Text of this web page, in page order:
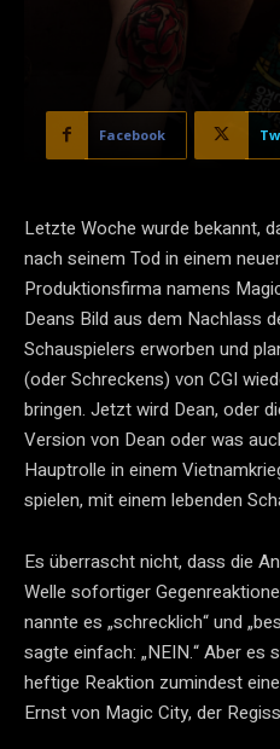
Facebook
Letzte Woche wurde bekannt,
nach seinem Tod in einem
Produktionsfirma namens
Deans Bild aus dem Nachlass
Schauspielers erworben und
(oder Schreckens) von CGI
bringen. Jetzt wird Dean, oder
Version von Dean oder was
Hauptrolle in einem
spielen, mit einem lebenden
Es überrascht nicht, dass die
Welle sofortiger
nannte es „schrecklich“ und
sagte einfach: „NEIN.“ Aber es
heftige Reaktion zumindest
Ernst von Magic City, der